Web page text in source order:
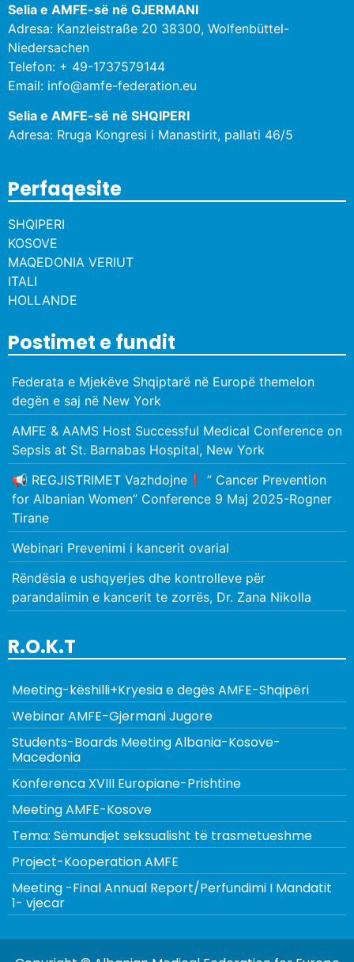
Selia e AMFE-së në GJERMANI
Adresa: Kanzleistraße 20 38300, Wolfenbüttel-
Niedersachen
Telefon: + 49-1737579144
Email: info@amfe-federation.eu
Selia e AMFE-së në SHQIPERI
Adresa: Rruga Kongresi i Manastirit, pallati 46/5
Perfaqesite
SHQIPERI
KOSOVE
MAQEDONIA VERIUT
ITALI
HOLLANDE
Postimet e fundit
Federata e Mjekëve Shqiptarë në Europë themelon
degën e saj në New York
AMFE & AAMS Host Successful Medical Conference on
Sepsis at St. Barnabas Hospital, New York
📢 REGJISTRIMET Vazhdojne❗️ ” Cancer Prevention
for Albanian Women” Conference 9 Maj 2025-Rogner
Tirane
Webinari Prevenimi i kancerit ovarial
Rëndësia e ushqyerjes dhe kontrolleve për
parandalimin e kancerit te zorrës, Dr. Zana Nikolla
R.O.K.T
Meeting-këshilli+Kryesia e degës AMFE-Shqipëri
Webinar AMFE-Gjermani Jugore
Students-Boards Meeting Albania-Kosove-
Macedonia
Konferenca XVIII Europiane-Prishtine
Meeting AMFE-Kosove
Tema: Sëmundjet seksualisht të trasmetueshme
Project-Kooperation AMFE
Meeting -Final Annual Report/Perfundimi I Mandatit
1- vjecar